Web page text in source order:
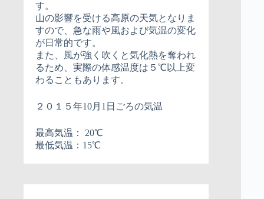
す。
山の影響を受ける高原の天気となりま
すので、急な雨や風および気温の変化
が日常的です。
また、風が強く吹くと気化熱を奪われ
るため、実際の体感温度は５℃以上変
わることもあります。
２０１５年10月1日ごろの気温
最高気温： 20℃
最低気温：15℃